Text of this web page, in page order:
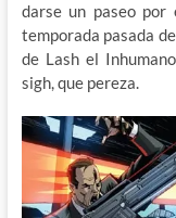
darse un paseo por
temporada pasada
de Lash el
sigh, que pereza.